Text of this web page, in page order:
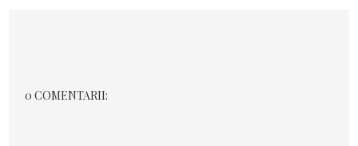
0 COMENTARII: